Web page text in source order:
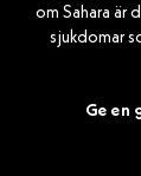
om Sahara är
sjukdomar
Ge en